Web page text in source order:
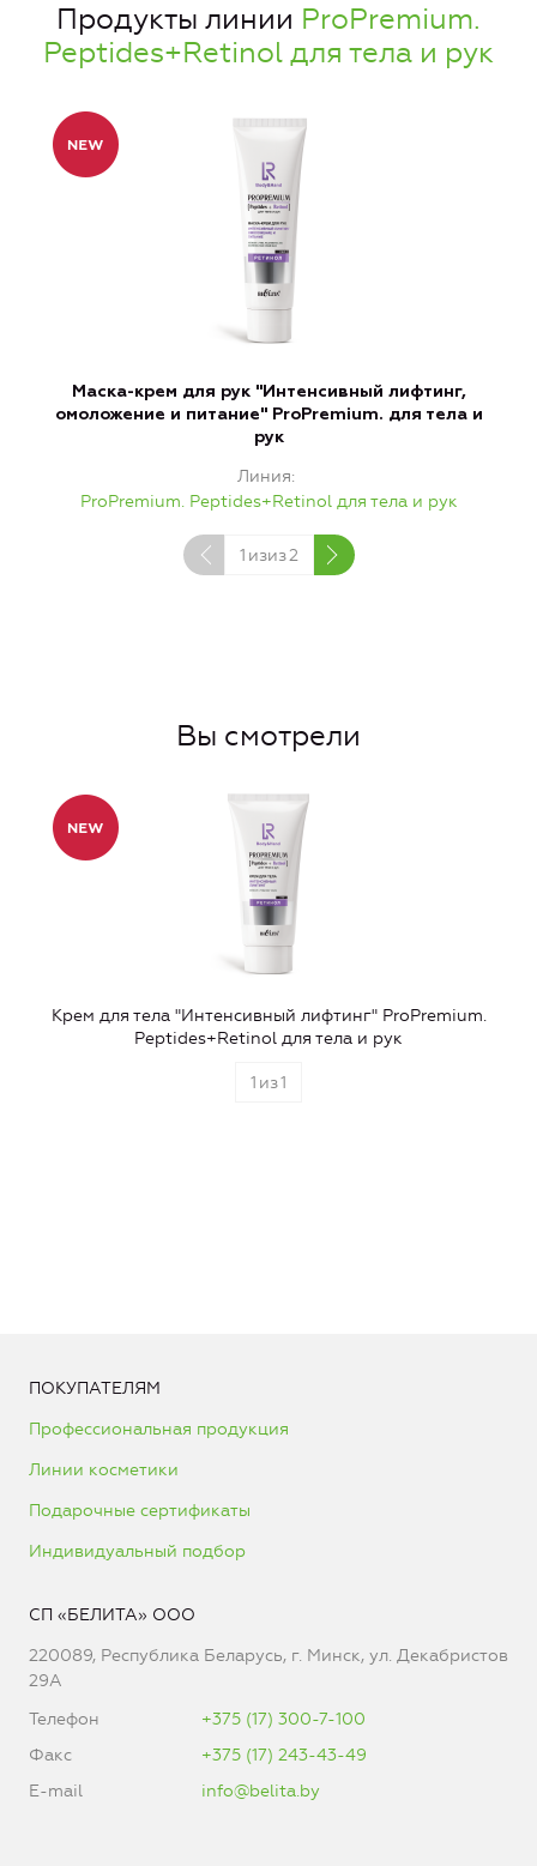
Продукты линии ProPremium.
Peptides+Retinol для тела и рук
Маска-крем для рук "Интенсивный лифтинг,
омоложение и питание" ProPremium. для тела и
рук
Линия
ProPremium. Peptides+Retinol для тела и рук
1 изиз2
Вы смотрели
Крем для тела "Интенсивный лифтинг" ProPremium.
Peptides+Retinol для тела и рук
1 из1
ПОКУПАТЕЛЯМ
Профессиональная продукция
Линии косметики
Подарочные сертификаты
Индивидуальный подбор
СП «БЕЛИТА» ООО
220089, Республика Беларусь, г. Минск, ул. Декабристов
29А
Телефон
+375 (17) 300-7-100
Факс
+375 (17) 243-43-49
E-mail
info@belita.by